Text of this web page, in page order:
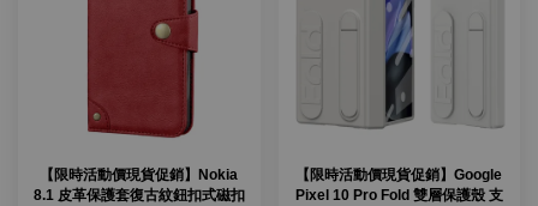
【限時活動價現貨促銷】Nokia
8.1 皮革保護套復古紋鈕扣式磁扣
【限時活動價現貨促銷】Google
Pixel 10 Pro Fold 雙層保護殼 支